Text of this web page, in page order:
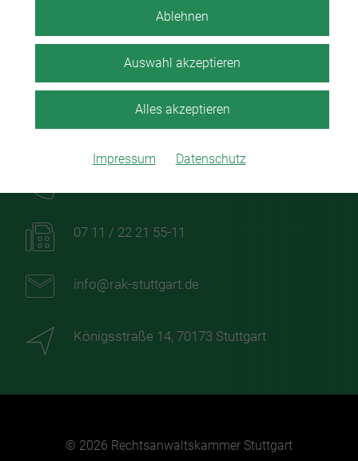
Ablehnen
Auswahl akzeptieren
Alles akzeptieren
Impressum Datenschutz
07 11 / 22 21 55-11
info@rak-stuttgart.de
Königsstraße 14, 70173 Stuttgart
© 2026 Rechtsanwaltskammer Stuttgart